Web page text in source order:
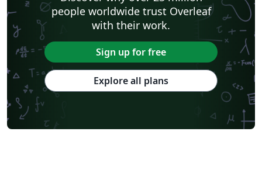
people worldwide trust Overleaf
with their work.
Sign up for free
Explore all plans